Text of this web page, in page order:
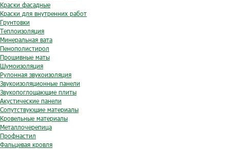
Краски фасадные
Краски для внутренних работ
Грунтовки
Теплоизоляция
Минеральная вата
Пенополистирол
Прошивные маты
Шумоизоляция
Рулонная звукоизоляция
Звукоизоляционные панели
Звукопоглощающие плиты
Акустические панели
Сопутствующие материалы
Кровельные материалы
Металлочерепица
Профнастил
Фальцевая кровля